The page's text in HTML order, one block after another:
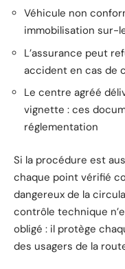
Véhicule non
immobilisation sur-
L’assurance peut
accident en cas de
Le centre agréé
vignette : ces
réglementation
Si la procédure est
chaque point vérifié
dangereux de la
contrôle technique
obligé : il protège
des usagers de la